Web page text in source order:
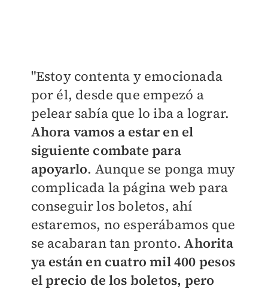
"Estoy contenta y emocionada
por él, desde que empezó a
pelear sabía que lo iba a lograr.
Ahora vamos a estar en el
siguiente combate para
apoyarlo. Aunque se ponga muy
complicada la página web para
conseguir los boletos, ahí
estaremos, no esperábamos que
se acabaran tan pronto.Ahorita
ya están en cuatro mil 400 pesos
el precio de los boletos, pero